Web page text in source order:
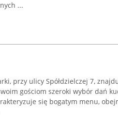
...
przy ulicy Spółdzielczej 7,
gościom szeroki wybór dań
się bogatym menu,